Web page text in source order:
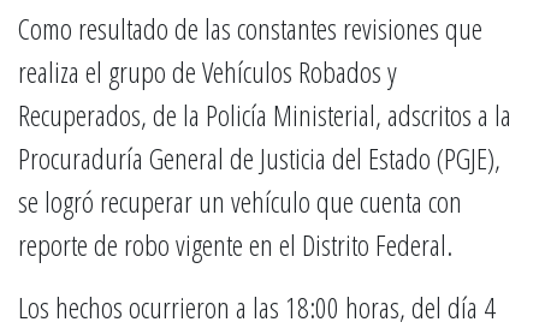
Como resultado de las constantes revisiones que
realiza el grupo de Vehículos Robados y
Recuperados, de la Policía Ministerial, adscritos a la
Procuraduría General de Justicia del Estado (PGJE),
se logró recuperar un vehículo que cuenta con
reporte de robo vigente en el Distrito Federal.
Los hechos ocurrieron a las 18:00 horas, del día 4